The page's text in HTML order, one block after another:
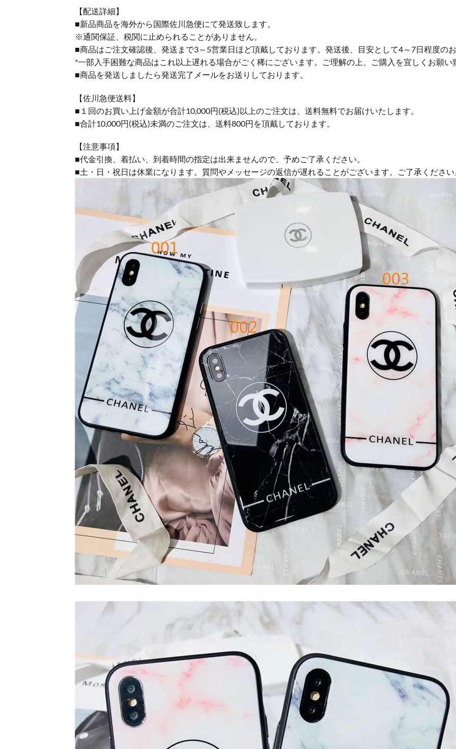
【配送詳細】
■新品商品を海外から国際佐川急便にて発送致します。
※通関保証、税関に止められることがありません。
■商品はご注文確認後、発送まで3～5営業日ほど頂戴しております。発送後、目安として4～7日程度の
*一部入手困難な商品はこれ以上遅れる場合がごく稀にございます。ご理解の上、ご購入を宜しくお願い
■商品を発送しましたら発送完了メールをお送りしております。
【佐川急便送料】
■１回のお買い上げ金額が合計10,000円(税込)以上のご注文は、送料無料でお届けいたします。
■合計10,000円(税込)未満のご注文は、送料800円を頂戴しております。
【注意事項】
■代金引換、着払い、到着時間の指定は出来ませんので、予めご了承ください。
■土・日・祝日は休業になります。質問やメッセージの返信が遅れることがございます。ご了承くださ